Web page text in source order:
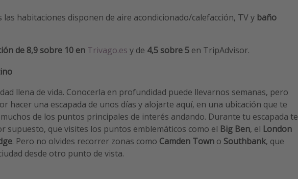
las habitaciones disponen de aire acondicionado/calefacción, TV y baño
de 8,9 sobre 10 en Trivago.es y de 4,5 sobre 5 en TripAdvisor.
llena de vida. Conocerla en profundidad puede llevarnos semanas, pero
hacer una escapada de unos días y alojarte aquí, en una ubicación que te
de los puntos principales de interés andando. Durante tu escapada te
supuesto, que visites los puntos emblemáticos como el Big Ben, el London
. Pero no olvides recorrer zonas como Camden Town o Southbank, que
desde otro punto de vista.